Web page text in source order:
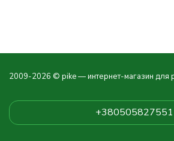
2009-2026 © pike — интернет-магазин для
+380505827551